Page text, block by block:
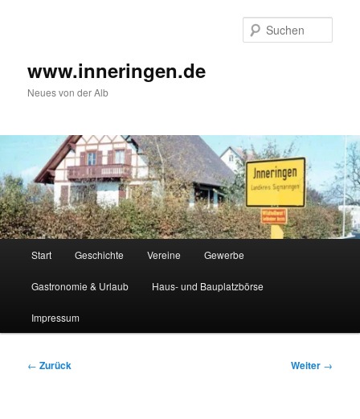
www.inneringen.de
Neues von der Alb
Start Geschichte Vereine Gewerbe
Gastronomie & Urlaub Haus- und Bauplatzbörse
Impressum
Beitragsnavigation
← Zurück Weiter →